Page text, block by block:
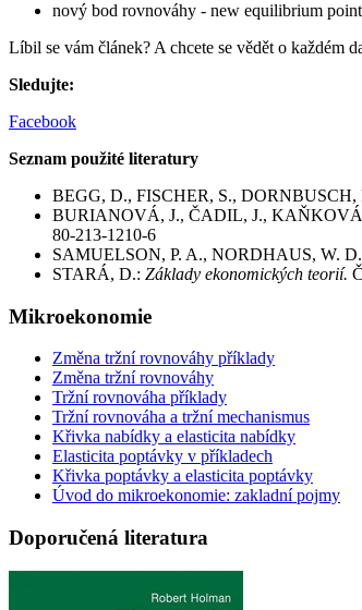
nový bod rovnováhy - new equilibrium point
Líbil se vám článek? A chcete se vědět o každém
Sledujte:
Facebook
Seznam použité literatury
BEGG, D., FISCHER, S., DORNBUSCH,
BURIANOVÁ, J., ČADIL, J.,
80-213-1210-6
SAMUELSON, P. A., NORDHAUS, W.
STARÁ, D.: Základy ekonomických teorií.
Mikroekonomie
Změna tržní rovnováhy příklady
Změna tržní rovnováhy
Tržní rovnováha příklady
Tržní rovnováha a tržní mechanismus
Křivka nabídky a elasticita nabídky
Elasticita poptávky v příkladech
Křivka poptávky a elasticita poptávky
Úvod do mikroekonomie: zakladní pojmy
Doporučená literatura